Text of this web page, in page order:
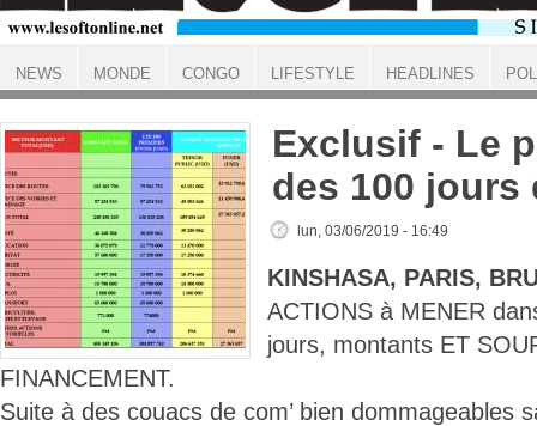
ACCUEIL
Exclusif - Le
des 100 jours
lun, 03/06/2019 - 16:49
KINSHASA, PARIS,
ACTIONS à MENER
jours, montants ET
FINANCEMENT.
Suite à des couacs de com’ bien dommageables
NEWS MONDE CONGO LIFESTYLE HEADLINES